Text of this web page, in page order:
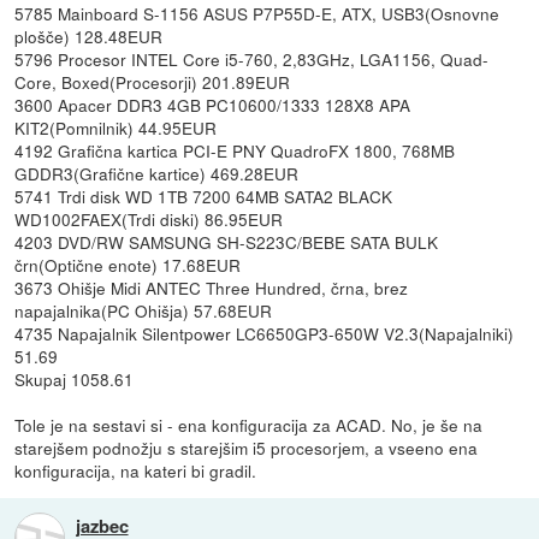
5785 Mainboard S-1156 ASUS P7P55D-E, ATX, USB3(Osnovne
plošče) 128.48EUR
5796 Procesor INTEL Core i5-760, 2,83GHz, LGA1156, Quad-
Core, Boxed(Procesorji) 201.89EUR
3600 Apacer DDR3 4GB PC10600/1333 128X8 APA
KIT2(Pomnilnik) 44.95EUR
4192 Grafična kartica PCI-E PNY QuadroFX 1800, 768MB
GDDR3(Grafične kartice) 469.28EUR
5741 Trdi disk WD 1TB 7200 64MB SATA2 BLACK
WD1002FAEX(Trdi diski) 86.95EUR
4203 DVD/RW SAMSUNG SH-S223C/BEBE SATA BULK
črn(Optične enote) 17.68EUR
3673 Ohišje Midi ANTEC Three Hundred, črna, brez
napajalnika(PC Ohišja) 57.68EUR
4735 Napajalnik Silentpower LC6650GP3-650W V2.3(Napajalniki)
51.69
Skupaj 1058.61
Tole je na sestavi si - ena konfiguracija za ACAD. No, je še na
starejšem podnožju s starejšim i5 procesorjem, a vseeno ena
konfiguracija, na kateri bi gradil.
jazbec